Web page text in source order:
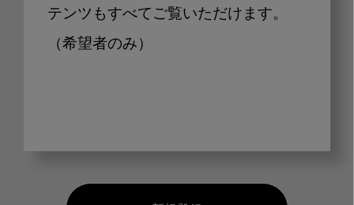
テンツもすべてご覧いただけます。
（希望者のみ）